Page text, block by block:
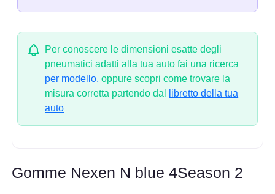
Per conoscere le dimensioni esatte degli
pneumatici adatti alla tua auto fai una ricerca
per modello. oppure scopri come trovare la
misura corretta partendo dal
libretto della tua
auto
Gomme Nexen N blue 4Season 2